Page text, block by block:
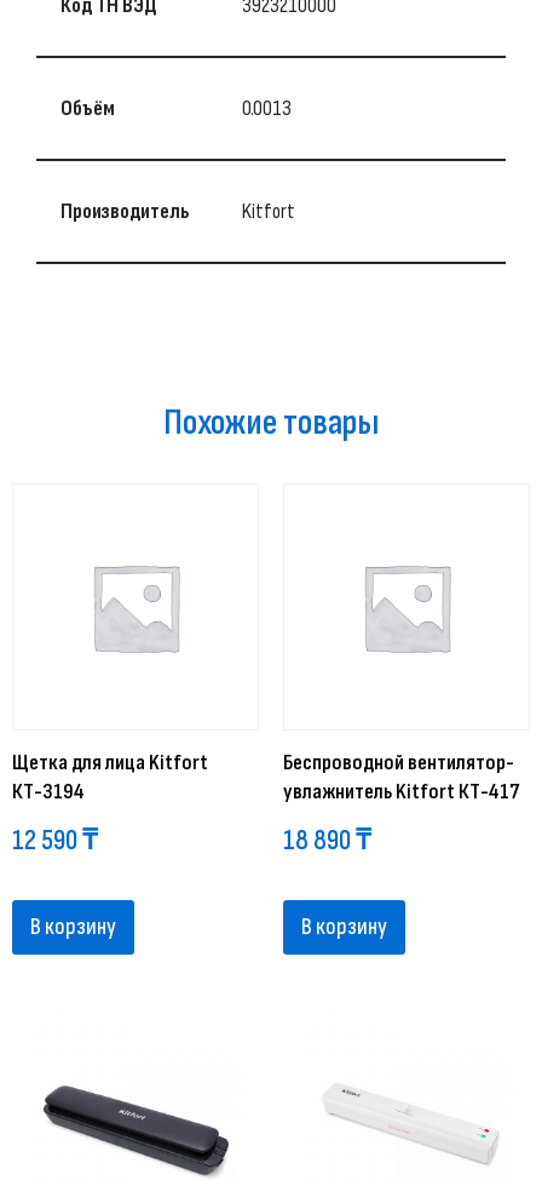
Код ТН ВЭД 3923210000
Объём 0.0013
Производитель Kitfort
Похожие товары
Щетка для лица Kitfort
КТ-3194
12 590₸
В корзину
Беспроводной вентилятор-
увлажнитель Kitfort КТ-417
18 890₸
В корзину